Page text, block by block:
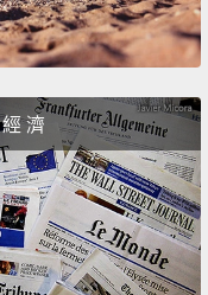
及建物中也可見街
interesting is one
Museum of
created by two
together
that had gone bad.
經 濟